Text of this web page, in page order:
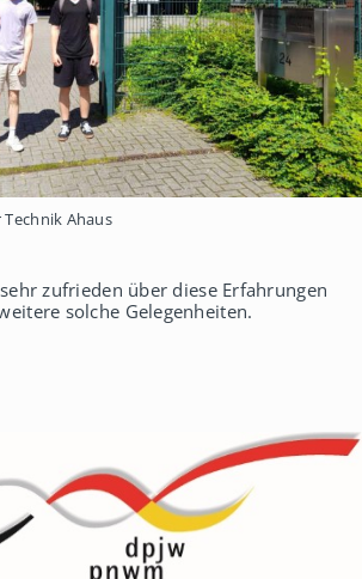
Ahaus
zufrieden über diese Erfahrungen
solche Gelegenheiten.